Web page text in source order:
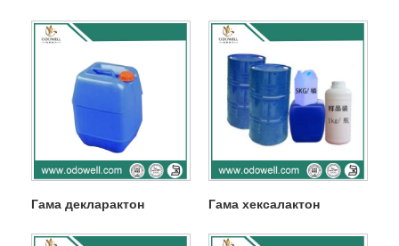
Гама декларактон Гама хексалактон